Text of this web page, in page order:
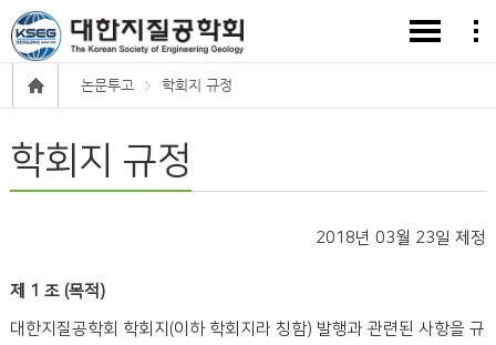
논문투고 학회지 규정
학회지 규정
2018년 03월 23일 제정
제 1 조 (목적)
대한지질공학회 학회지(이하 학회지라 칭함) 발행과 관련된 사항을 규